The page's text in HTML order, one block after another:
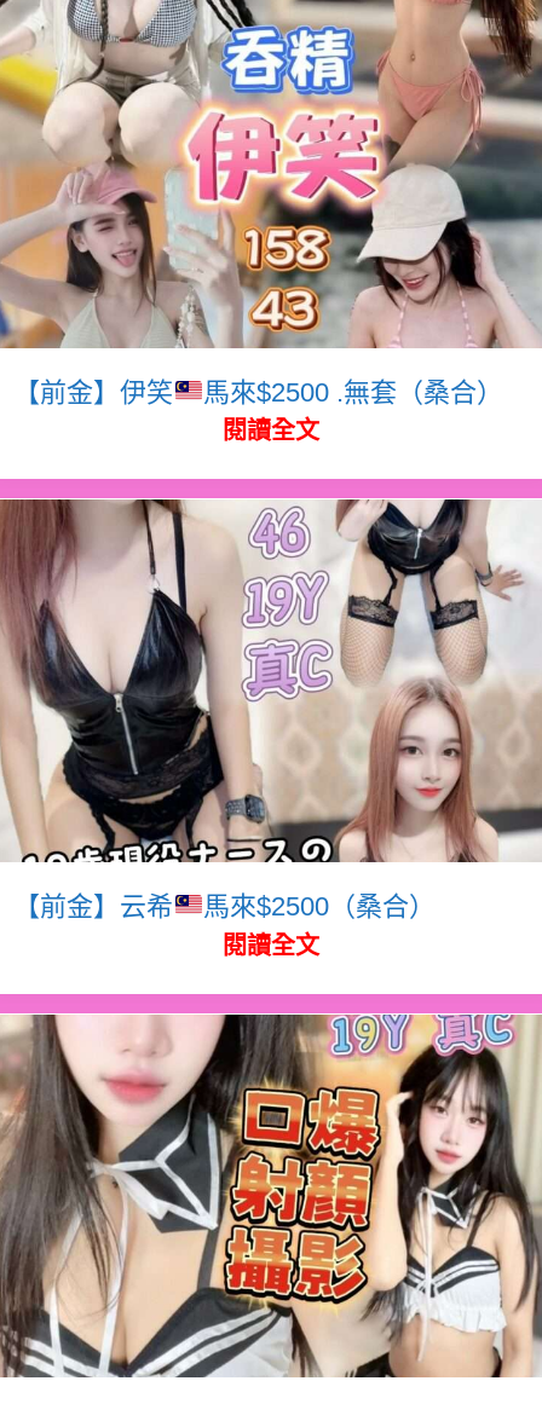
【前金】伊笑 馬來$2500 .無套（桑合）
閱讀全文
【前金】云希 馬來$2500（桑合）
閱讀全文